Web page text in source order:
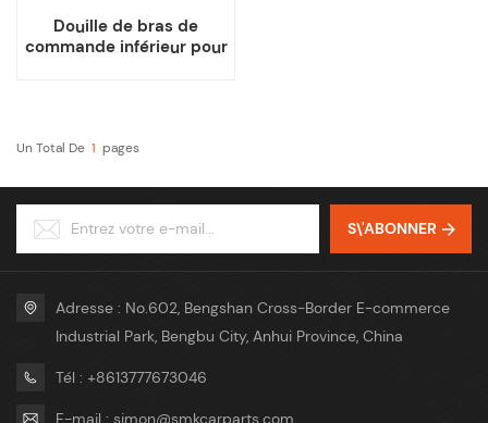
Douille de bras de
commande inférieur pour
Un Total De 1 Pages
S\'ABONNER
Adresse : No.602, Bengshan Cross-Border E-commerce
Industrial Park, Bengbu City, Anhui Province, China
Tél : +8613777673046
E-mail : simon@smkcarparts.com